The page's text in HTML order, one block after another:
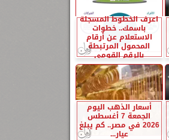
اعرف الخطوط المسجلة
باسمك.. خطوات
الاستعلام عن أرقام
المحمول المرتبطة
بالرقم القومي
أسعار الذهب اليوم
الجمعة 7 أغسطس
2026 في مصر.. كم يبلغ
عيار...